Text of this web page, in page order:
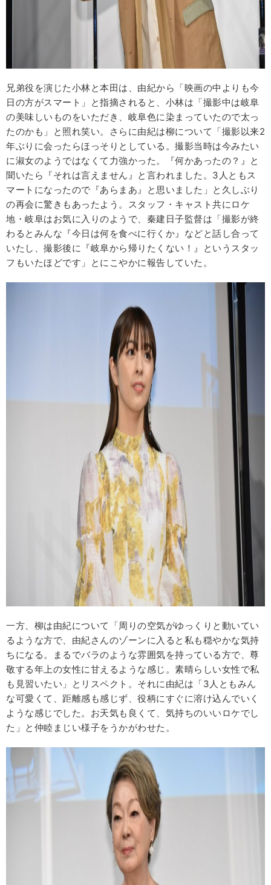
兄弟役を演じた小林と本田は、由紀から「映画の中よりも今
日の方がスマート」と指摘されると、小林は「撮影中は岐阜
の美味しいものをいただき、岐阜色に染まっていたので太っ
たのかも」と照れ笑い。さらに由紀は柳について「撮影以来2
年ぶりに会ったらほっそりとしている。撮影当時は今みたい
に淑女のようではなくて力強かった。『何かあったの？』と
聞いたら『それは言えません』と言われました。3人ともス
マートになったので『あらまあ』と思いました」と久しぶり
の再会に驚きもあったよう。スタッフ・キャスト共にロケ
地・岐阜はお気に入りのようで、秦建日子監督は「撮影が終
わるとみんな『今日は何を食べに行くか』などと話し合って
いたし、撮影後に『岐阜から帰りたくない！』というスタッ
フもいたほどです」とにこやかに報告していた。
一方、柳は由紀について「周りの空気がゆっくりと動いてい
るような方で、由紀さんのゾーンに入ると私も穏やかな気持
ちになる。まるでバラのような雰囲気を持っている方で、尊
敬する年上の女性に甘えるような感じ。素晴らしい女性で私
も見習いたい」とリスペクト。それに由紀は「3人ともみん
な可愛くて、距離感も感じず、役柄にすぐに溶け込んでいく
ような感じでした。お天気も良くて、気持ちのいいロケでし
た」と仲睦まじい様子をうかがわせた。